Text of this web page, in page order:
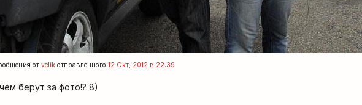
отvelik отправленного12 Окт, 2012 в 22:39
берут за фото!? 8)